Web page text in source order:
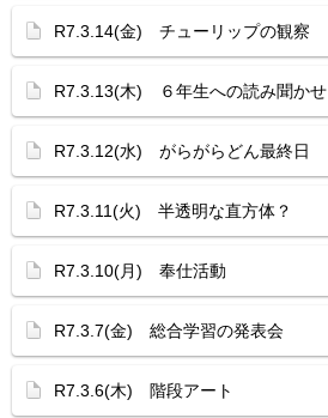
R7.3.14(金) チューリップの観察
R7.3.13(木) ６年生への読み聞かせ
R7.3.12(水) がらがらどん最終日
R7.3.11(火) 半透明な直方体？
R7.3.10(月) 奉仕活動
R7.3.7(金) 総合学習の発表会
R7.3.6(木) 階段アート